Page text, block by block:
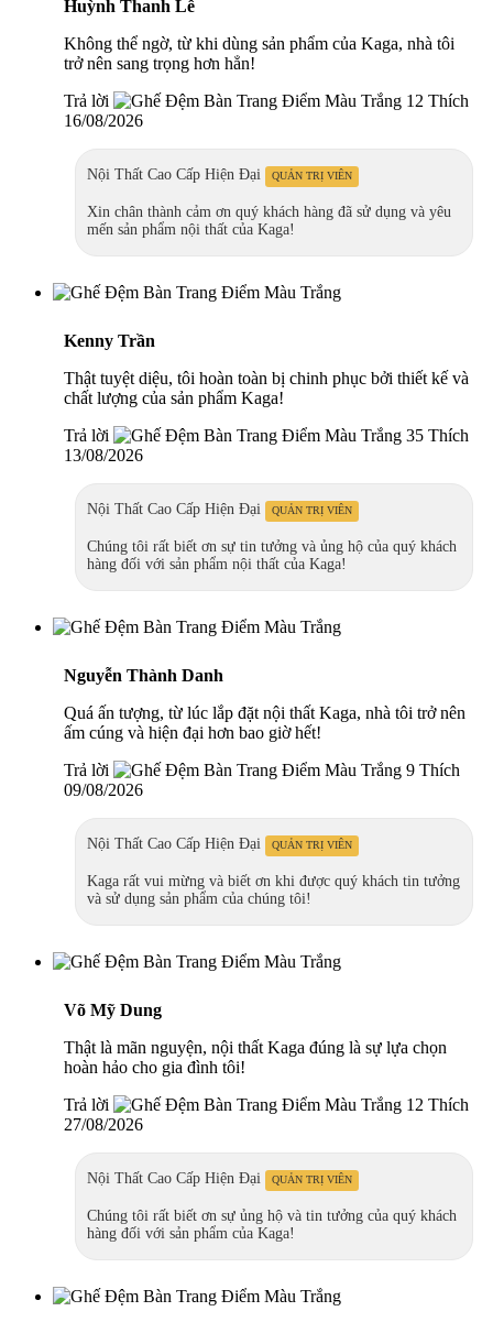
Huỳnh Thanh Lễ
Không thể ngờ, từ khi dùng sản phẩm của Kaga, nhà tôi
trở nên sang trọng hơn hẳn!
Trả lời
12 Thích
16/08/2026
Nội Thất Cao Cấp Hiện Đại QUẢN TRỊ VIÊN
Xin chân thành cảm ơn quý khách hàng đã sử dụng và yêu
mến sản phẩm nội thất của Kaga!
Kenny Trần
Thật tuyệt diệu, tôi hoàn toàn bị chinh phục bởi thiết kế và
chất lượng của sản phẩm Kaga!
Trả lời
35 Thích
13/08/2026
Nội Thất Cao Cấp Hiện Đại QUẢN TRỊ VIÊN
Chúng tôi rất biết ơn sự tin tưởng và ủng hộ của quý khách
hàng đối với sản phẩm nội thất của Kaga!
Nguyễn Thành Danh
Quá ấn tượng, từ lúc lắp đặt nội thất Kaga, nhà tôi trở nên
ấm cúng và hiện đại hơn bao giờ hết!
Trả lời
9 Thích
09/08/2026
Nội Thất Cao Cấp Hiện Đại QUẢN TRỊ VIÊN
Kaga rất vui mừng và biết ơn khi được quý khách tin tưởng
và sử dụng sản phẩm của chúng tôi!
Võ Mỹ Dung
Thật là mãn nguyện, nội thất Kaga đúng là sự lựa chọn
hoàn hảo cho gia đình tôi!
Trả lời
12 Thích
27/08/2026
Nội Thất Cao Cấp Hiện Đại QUẢN TRỊ VIÊN
Chúng tôi rất biết ơn sự ủng hộ và tin tưởng của quý khách
hàng đối với sản phẩm của Kaga!